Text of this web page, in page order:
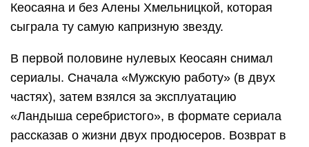
Кеосаяна и без Алены Хмельницкой, которая
сыграла ту самую капризную звезду.
В первой половине нулевых Кеосаян снимал
сериалы. Сначала «Мужскую работу» (в двух
частях), затем взялся за эксплуатацию
«Ландыша серебристого», в формате сериала
рассказав о жизни двух продюсеров. Возврат в